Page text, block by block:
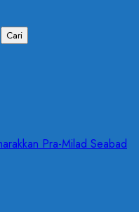
Pra-Milad Seabad